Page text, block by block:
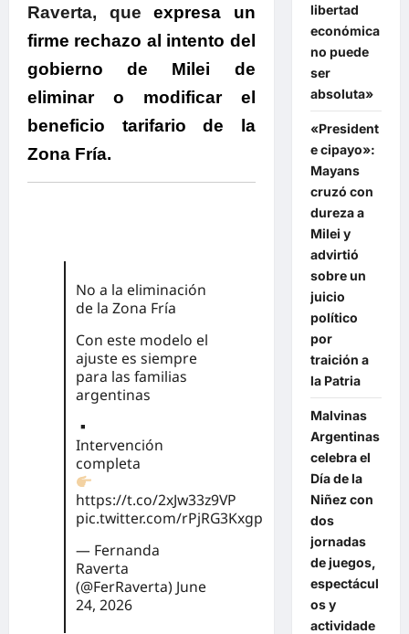
Raverta, queexpresa un
firme rechazo al intento del
gobierno de Milei de
eliminar o modificar el
beneficio tarifario de la
Zona Fría.
No a la eliminación
de la Zona Fría
Con este modelo el
ajuste es siempre
para las familias
argentinas
▪︎
Intervención
completa
https://t.co/2xJw33z9VP
pic.twitter.com/rPjRG3Kxgp
— Fernanda
Raverta
(@FerRaverta) June
24, 2026
libertad
económica
no puede
ser
absoluta»
«President
e cipayo»:
Mayans
cruzó con
dureza a
Milei y
advirtió
sobre un
juicio
político
por
traición a
la Patria
Malvinas
Argentinas
celebra el
Día de la
Niñez con
dos
jornadas
de juegos,
espectácul
os y
actividade